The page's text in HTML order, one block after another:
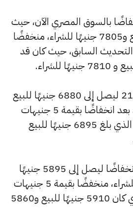
عيار 24 انخفاضًا بالسوق المصري الآن، حيث
بلغ 7865 جنيهًا للبيع و7805 جنيهًا للشراء، منخفضًا
عن التحديث السابق، حيث كان قد
كما انخفض سعر عيار 21 ليصل إلى 6880 جنيهًا للبيع
و6830 جنيهًا للشراء، بعد انخفاضًا بقيمة 5 جنيهات
مقارنة بالسعر السابق الذي بلغ 6895 جنيهًا للبيع
وسجل سعر عيار 18 انخفاضًا ليصل إلى 5895 جنيهًا
للبيع و5855 جنيهًا للشراء، منخفضًا بقيمة 5 جنيهات
عن السعر السابق الذي كان 5910 جنيهًا للبيع و5860